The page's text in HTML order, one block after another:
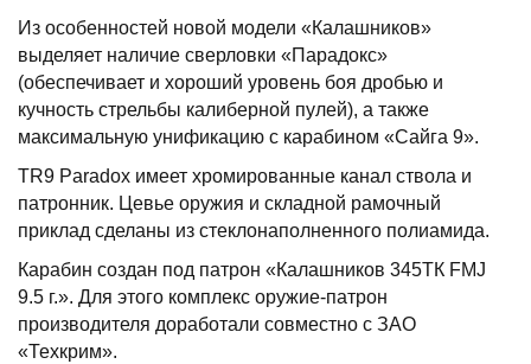
Из особенностей новой модели «Калашников»
выделяет наличие сверловки «Парадокс»
(обеспечивает и хороший уровень боя дробью и
кучность стрельбы калиберной пулей), а также
максимальную унификацию с карабином «Сайга 9».
TR9 Paradox имеет хромированные канал ствола и
патронник. Цевье оружия и складной рамочный
приклад сделаны из стеклонаполненного полиамида.
Карабин создан под патрон «Калашников 345ТК FMJ
9.5 г.». Для этого комплекс оружие-патрон
производителя доработали совместно с ЗАО
«Техкрим».